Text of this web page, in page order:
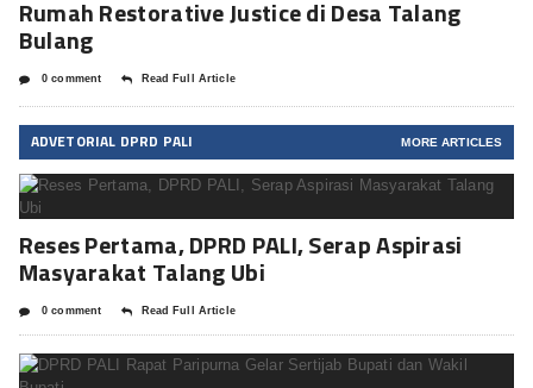
Rumah Restorative Justice di Desa Talang
Bulang
0 comment Read Full Article
ADVETORIAL DPRD PALI MORE ARTICLES
Reses Pertama, DPRD PALI, Serap Aspirasi
Masyarakat Talang Ubi
0 comment Read Full Article